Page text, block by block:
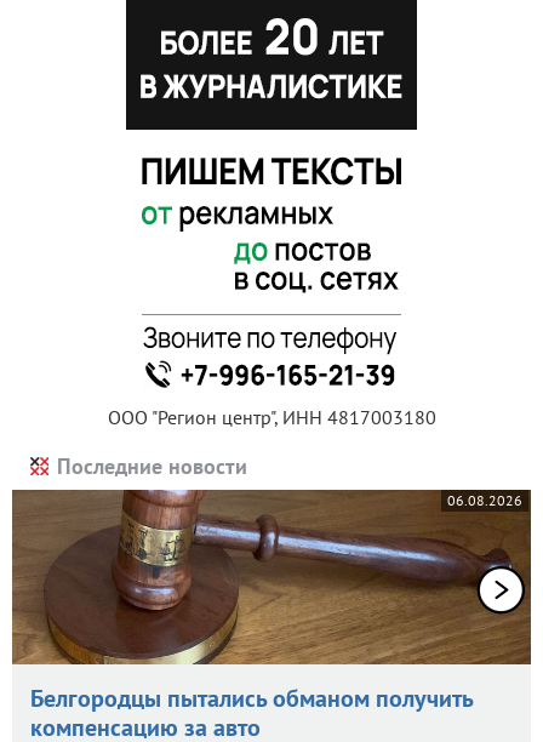
ООО "Регион центр", ИНН 4817003180
Последние новости
06.08.2026
Белгородцы пытались обманом получить
компенсацию за авто